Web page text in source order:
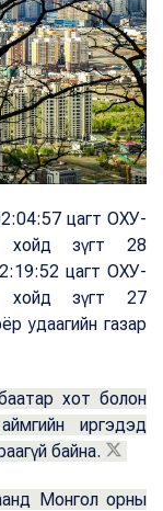
цагт ОХУ-
хойд зүгт 28
цагт ОХУ-
хойд зүгт 27
удаагийн газар
хот болон
иргэдэд
байна.
Монгол орны